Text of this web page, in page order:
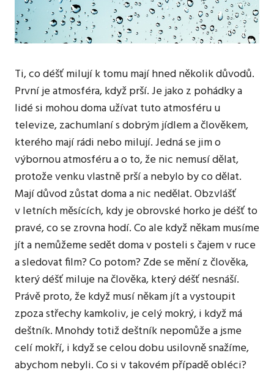
Ti, co déšť milují k tomu mají hned několik důvodů.
První je atmosféra, když prší. Je jako z pohádky a
lidé si mohou doma užívat tuto atmosféru u
televize, zachumlaní s dobrým jídlem a člověkem,
kterého mají rádi nebo milují. Jedná se jim o
výbornou atmosféru a o to, že nic nemusí dělat,
protože venku vlastně prší a nebylo by co dělat.
Mají důvod zůstat doma a nic nedělat. Obzvlášť
v letních měsících, kdy je obrovské horko je déšť to
pravé, co se zrovna hodí. Co ale když někam musíme
jít a nemůžeme sedět doma v posteli s čajem v ruce
a sledovat film? Co potom? Zde se mění z člověka,
který déšť miluje na člověka, který déšť nesnáší.
Právě proto, že když musí někam jít a vystoupit
zpoza střechy kamkoliv, je celý mokrý, i když má
deštník. Mnohdy totiž deštník nepomůže a jsme
celí mokří, i když se celou dobu usilovně snažíme,
abychom nebyli. Co si v takovém případě obléci?